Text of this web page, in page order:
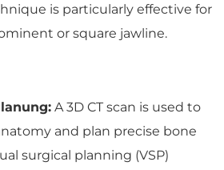
is particularly effective for
or square jawline.
A 3D CT scan is used to
and plan precise bone
surgical planning (VSP)